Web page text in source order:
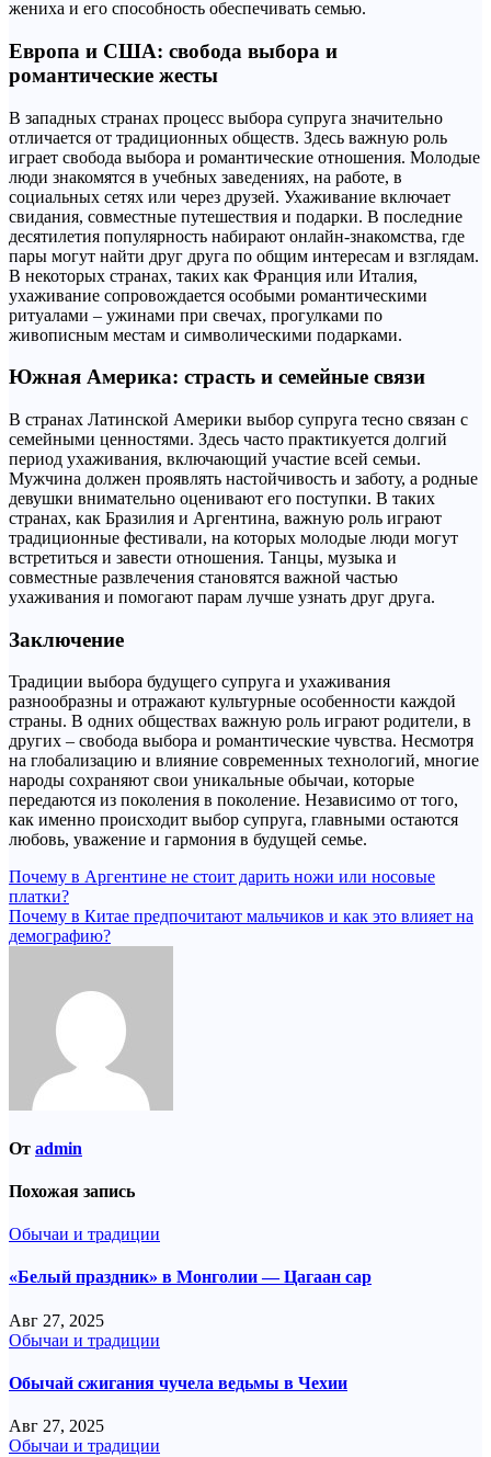
жениха и его способность обеспечивать семью.
Европа и США: свобода выбора и
романтические жесты
В западных странах процесс выбора супруга значительно
отличается от традиционных обществ. Здесь важную роль
играет свобода выбора и романтические отношения. Молодые
люди знакомятся в учебных заведениях, на работе, в
социальных сетях или через друзей. Ухаживание включает
свидания, совместные путешествия и подарки. В последние
десятилетия популярность набирают онлайн-знакомства, где
пары могут найти друг друга по общим интересам и взглядам.
В некоторых странах, таких как Франция или Италия,
ухаживание сопровождается особыми романтическими
ритуалами – ужинами при свечах, прогулками по
живописным местам и символическими подарками.
Южная Америка: страсть и семейные связи
В странах Латинской Америки выбор супруга тесно связан с
семейными ценностями. Здесь часто практикуется долгий
период ухаживания, включающий участие всей семьи.
Мужчина должен проявлять настойчивость и заботу, а родные
девушки внимательно оценивают его поступки. В таких
странах, как Бразилия и Аргентина, важную роль играют
традиционные фестивали, на которых молодые люди могут
встретиться и завести отношения. Танцы, музыка и
совместные развлечения становятся важной частью
ухаживания и помогают парам лучше узнать друг друга.
Заключение
Традиции выбора будущего супруга и ухаживания
разнообразны и отражают культурные особенности каждой
страны. В одних обществах важную роль играют родители, в
других – свобода выбора и романтические чувства. Несмотря
на глобализацию и влияние современных технологий, многие
народы сохраняют свои уникальные обычаи, которые
передаются из поколения в поколение. Независимо от того,
как именно происходит выбор супруга, главными остаются
любовь, уважение и гармония в будущей семье.
Навигация
по
записям
Почему в Аргентине не стоит дарить ножи или носовые
платки?
Почему в Китае предпочитают мальчиков и как это влияет на
демографию?
От admin
Похожая запись
Обычаи и традиции
«Белый праздник» в Монголии — Цагаан сар
Авг 27, 2025
Обычаи и традиции
Обычай сжигания чучела ведьмы в Чехии
Авг 27, 2025
Обычаи и традиции